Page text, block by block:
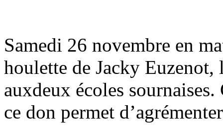
Samedi 26 novembre en
houlette de Jacky Euzenot,
auxdeux écoles
ce don permet